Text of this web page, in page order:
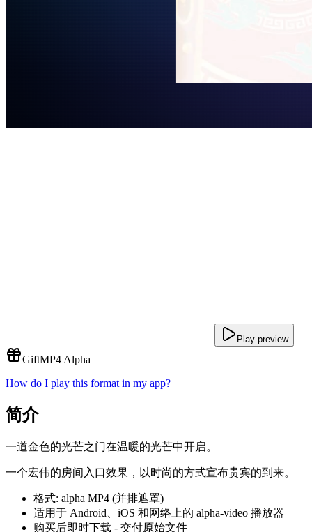
Play preview
GiftMP4 Alpha
How do I play this format in my app?
简介
一道金色的光芒之门在温暖的光芒中开启。
一个宏伟的房间入口效果，以时尚的方式宣布贵宾的到来。
格式: alpha MP4 (并排遮罩)
适用于 Android、iOS 和网络上的 alpha-video 播放器
购买后即时下载 - 交付原始文件